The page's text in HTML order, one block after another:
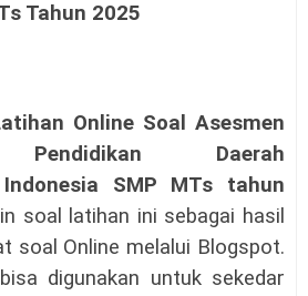
Tahun 2025
Online Soal Asesmen
Pendidikan Daerah
SMP MTs tahun
soal latihan ini sebagai hasil
soal Online melalui Blogspot.
digunakan untuk sekedar